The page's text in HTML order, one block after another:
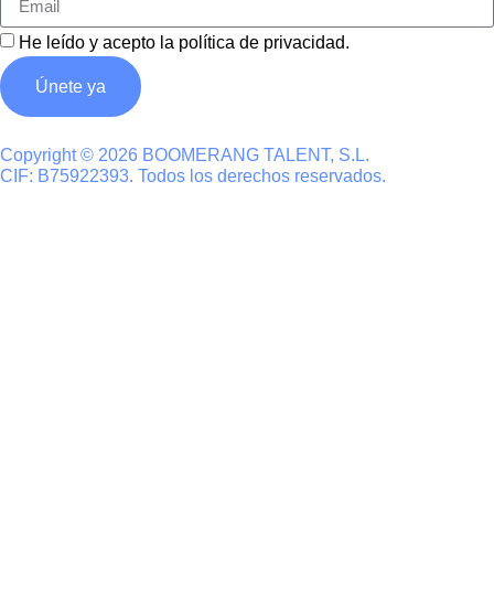
He leído y acepto la política de privacidad.
Únete ya
Copyright © 2026 BOOMERANG TALENT, S.L.
CIF: B75922393. Todos los derechos reservados.